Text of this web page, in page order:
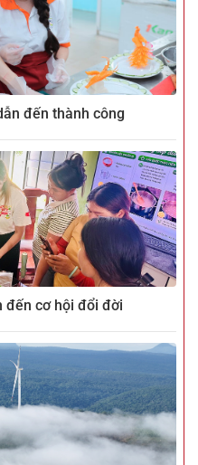
đến thành công
đến cơ hội đổi đời